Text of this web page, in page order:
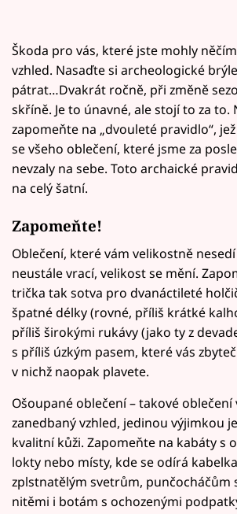
Škoda pro vás, které jste mohly
vzhled. Nasaďte si archeologické
pátrat…Dvakrát ročně, při změně
skříně. Je to únavné, ale stojí to za to.
zapomeňte na „dvouleté pravidlo“,
se všeho oblečení, které jsme za
nevzaly na sebe. Toto archaické
na celý šatní.
Zapomeňte!
Oblečení, které vám velikostně
neustále vrací, velikost se mění.
trička tak sotva pro dvanáctileté
špatné délky (rovné, příliš krátké
příliš širokými rukávy (jako ty z
s příliš úzkým pasem, které vás
v nichž naopak plavete.
Ošoupané oblečení – takové oblečení
zanedbaný vzhled, jedinou výjimkou
kvalitní kůži. Zapomeňte na kabáty s
lokty nebo místy, kde se odírá
zplstnatělým svetrům, punčocháčům
nitěmi i botám s ochozenými